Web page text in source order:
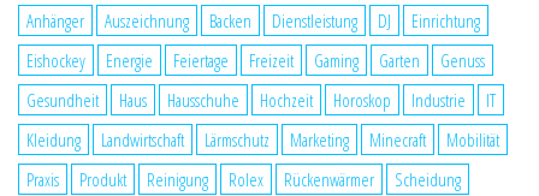
Anhänger Auszeichnung Backen Dienstleistung DJ
Einrichtung
Eishockey
Energie Feiertage Freizeit Gaming Garten
Genuss
Gesundheit
Haus Hausschuhe Hochzeit Horoskop Industrie
IT
Kleidung
Landwirtschaft Lärmschutz Marketing Minecraft
Mobilität
Praxis
Produkt Reinigung Rolex Rückenwärmer
Scheidung